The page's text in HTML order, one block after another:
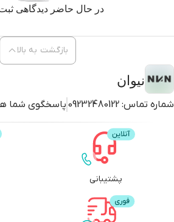
در حال حاضر دیدگاهی
نیوان
شماره تماس: 09232480122 پاسخگوی شما
بازگشت به بالا
پشتیبانی